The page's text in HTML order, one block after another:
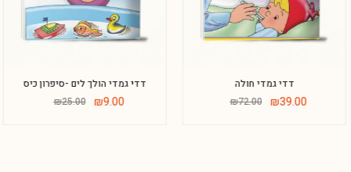
דדי גמדי הולך לים -סיפרון כיס
₪25.00 ₪9.00
דדי גמדי חולה
₪72.00 ₪39.00
Phone